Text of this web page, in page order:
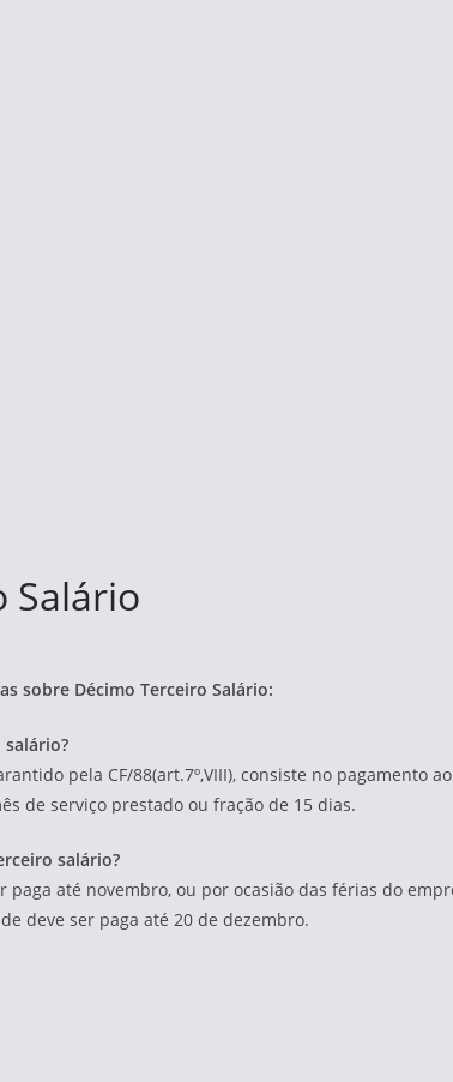
Salário
sobre Décimo Terceiro Salário:
pela CF/88(art.7º,VIII), consiste no pagamento
de serviço prestado ou fração de 15 dias.
salário?
paga até novembro, ou por ocasião das férias do
deve ser paga até 20 de dezembro.